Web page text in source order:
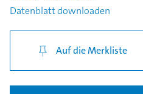
Datenblattdownloaden
Auf die Merkliste